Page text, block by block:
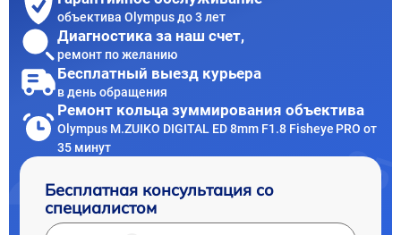
объектива Olympus до 3 лет
Диагностика за наш счет,
ремонт по желанию
Бесплатный выезд курьера
в день обращения
Ремонт кольца зуммирования объектива
Olympus M.ZUIKO DIGITAL ED 8mm F1.8 Fisheye PRO от
35 минут
Бесплатная консультация со
специалистом